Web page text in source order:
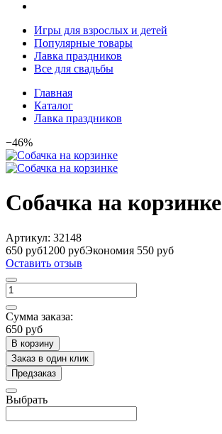
Игры для взрослых и детей
Популярные товары
Лавка праздников
Все для свадьбы
Главная
Каталог
Лавка праздников
−46%
Собачка на корзинке
Артикул: 32148
650 руб1200 рубЭкономия 550 руб
Оставить отзыв
Сумма заказа:
650 руб
В корзину
Заказ в один клик
Предзаказ
Выбрать